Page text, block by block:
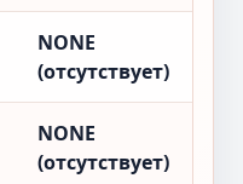
NONE
(отсутствует)
NONE
(отсутствует)